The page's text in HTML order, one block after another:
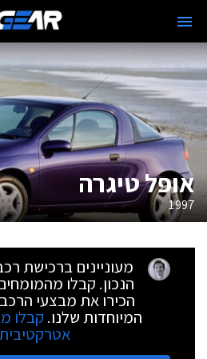
אופל טיגרה
1997
מעוניינים ברכישת
הנכון. קבלו
הכירו את מבצעי
המיוחדות שלנו. קבלו